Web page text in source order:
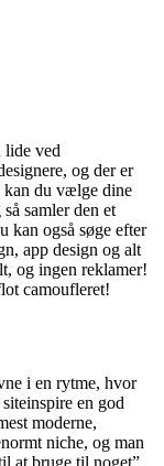
lide ved
og der er
kan du vælge dine
samler den et
kan også søge efter
app design og alt
og ingen reklamer!
camoufleret!
i en rytme, hvor
en god
moderne,
niche, og man